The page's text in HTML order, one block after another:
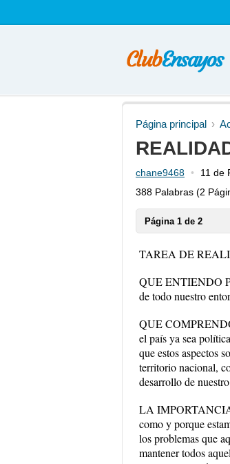
Página principal
chane9468
11 de
388 Palabras (2
Página 1 de 2
TAREA DE
QUE ENTIENDO
de todo nuestro
QUE
el país ya sea
que estos aspectos
territorio nacional,
desarrollo de
LA
como y porque
los problemas que
mantener todos